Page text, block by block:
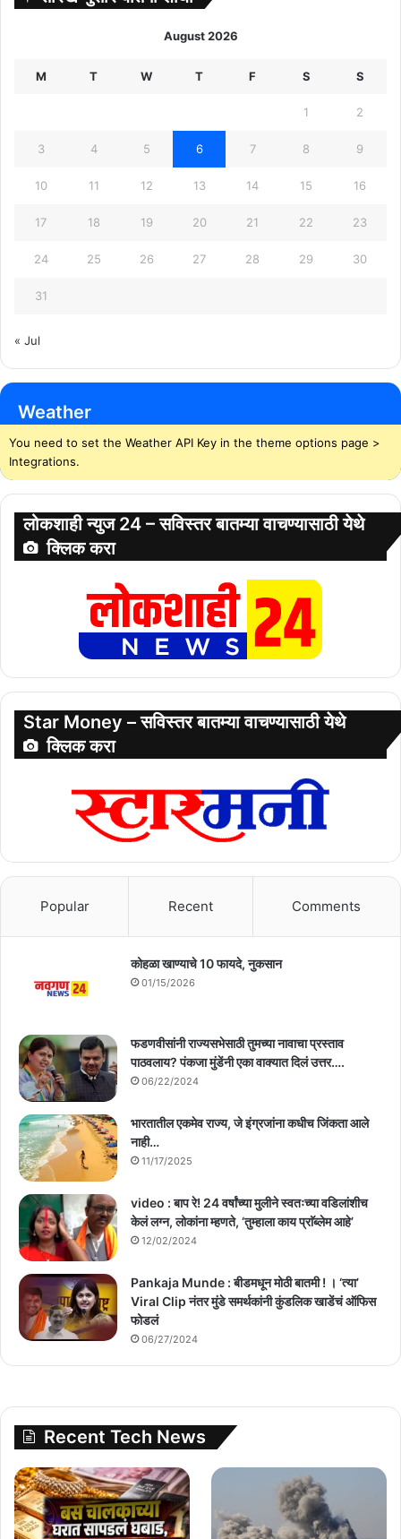
August 2026
M T W T F S S
1 2
3 4 5 6 7 8 9
10 11 12 13 14 15 16
17 18 19 20 21 22 23
24 25 26 27 28 29 30
31
« Jul
Weather
You need to set the Weather API Key in the theme options page >
Integrations.
लोकशाही न्युज 24 – सविस्तर बातम्या वाचण्यासाठी येथे
क्लिक करा
Star Money – सविस्तर बातम्या वाचण्यासाठी येथे
क्लिक करा
Popular Recent Comments
कोहळा खाण्याचे 10 फायदे, नुकसान
01/15/2026
फडणवीसांनी राज्यसभेसाठी तुमच्या नावाचा प्रस्ताव
पाठवलाय? पंकजा मुंडेंनी एका वाक्यात दिलं उत्तर….
06/22/2024
भारतातील एकमेव राज्य, जे इंग्रजांना कधीच जिंकता आले
नाही…
11/17/2025
video : बाप रे! 24 वर्षांच्या मुलीने स्वतःच्या वडिलांशीच
केलं लग्न, लोकांना म्हणते, ‘तुम्हाला काय प्राॅब्लेम आहे’
12/02/2024
Pankaja Munde : बीडमधून मोठी बातमी ! । ‘त्या’
Viral Clip नंतर मुंडे समर्थकांनी कुंडलिक खाडेंचं ऑफिस
फोडलं
06/27/2024
Recent Tech News